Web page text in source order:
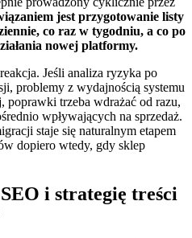
jest przygotowanie listy
co raz w tygodniu, a co po
nowej platformy.
Jeśli analiza ryzyka po
problemy z wydajnością systemu
poprawki trzeba wdrażać od razu,
wpływających na sprzedaż.
staje się naturalnym etapem
dopiero wtedy, gdy sklep
i strategię treści